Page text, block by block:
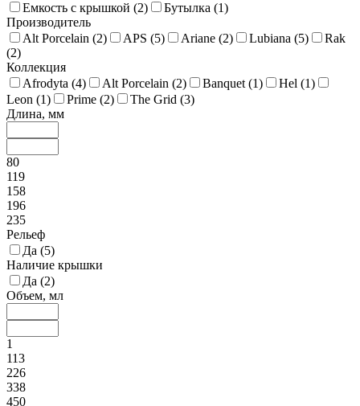
Емкость с крышкой (2) Бутылка (1)
Производитель
Alt Porcelain (2) APS (5) Ariane (2) Lubiana (5)
Rak
(2)
Коллекция
Afrodyta (4) Alt Porcelain (2) Banquet (1) Hel (1)
Leon (1) Prime (2) The Grid (3)
Длина, мм
80
119
158
196
235
Рельеф
Да (5)
Наличие крышки
Да (2)
Объем, мл
1
113
226
338
450